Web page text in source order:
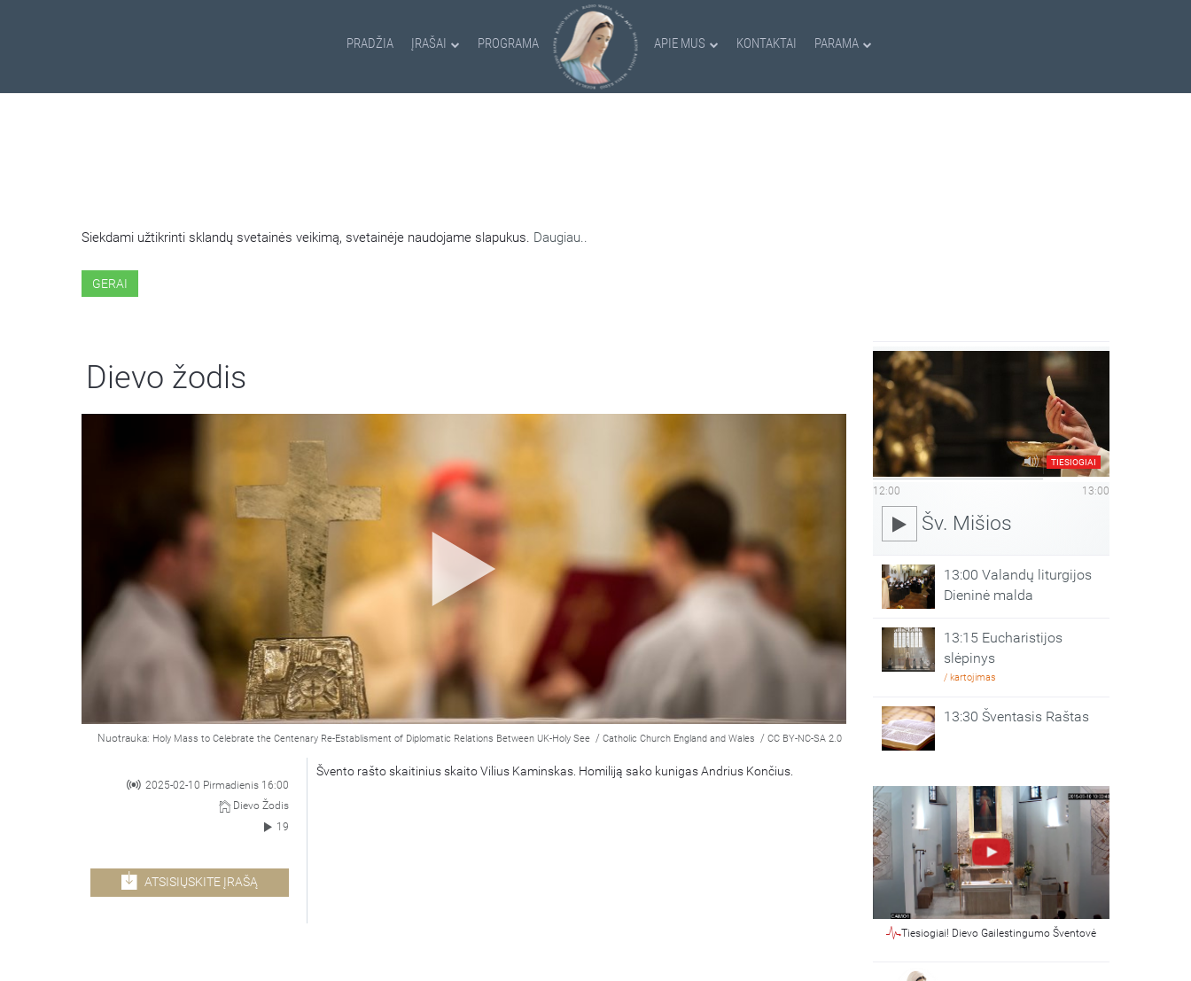
PRADŽIA ĮRAŠAI PROGRAMA APIE MUS KONTAKTAI PARAMA
Siekdami užtikrinti sklandų svetainės veikimą, svetainėje naudojame slapukus. Daugiau..
GERAI
Dievo žodis
Nuotrauka: Holy Mass to Celebrate the Centenary Re-Establisment of Diplomatic Relations Between UK-Holy See / Catholic Church England and Wales / CC BY-NC-SA 2.0
2025-02-10 Pirmadienis 16:00
Dievo Žodis
19
ATSISIŲSKITE ĮRAŠĄ
Švento rašto skaitinius skaito Vilius Kaminskas. Homiliją sako kunigas Andrius Končius.
TIESIOGIAI
12:00 13:00
Šv. Mišios
13:00 Valandų liturgijos
Dieninė malda
13:15 Eucharistijos
slėpinys
/ kartojimas
13:30 Šventasis Raštas
Tiesiogiai! Dievo Gailestingumo Šventovė